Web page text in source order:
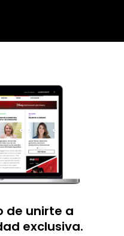
de unirte a
exclusiva.